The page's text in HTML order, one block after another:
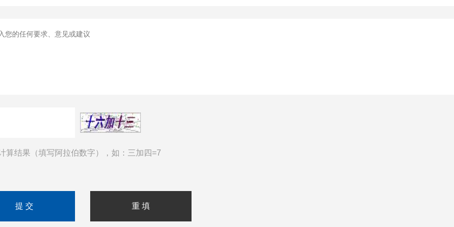
算结果（填写阿拉伯数字），如：三加四=7